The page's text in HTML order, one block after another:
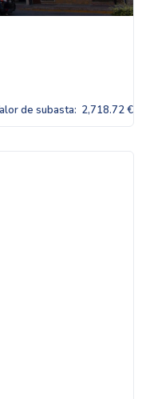
de subasta: 2,718.72 €